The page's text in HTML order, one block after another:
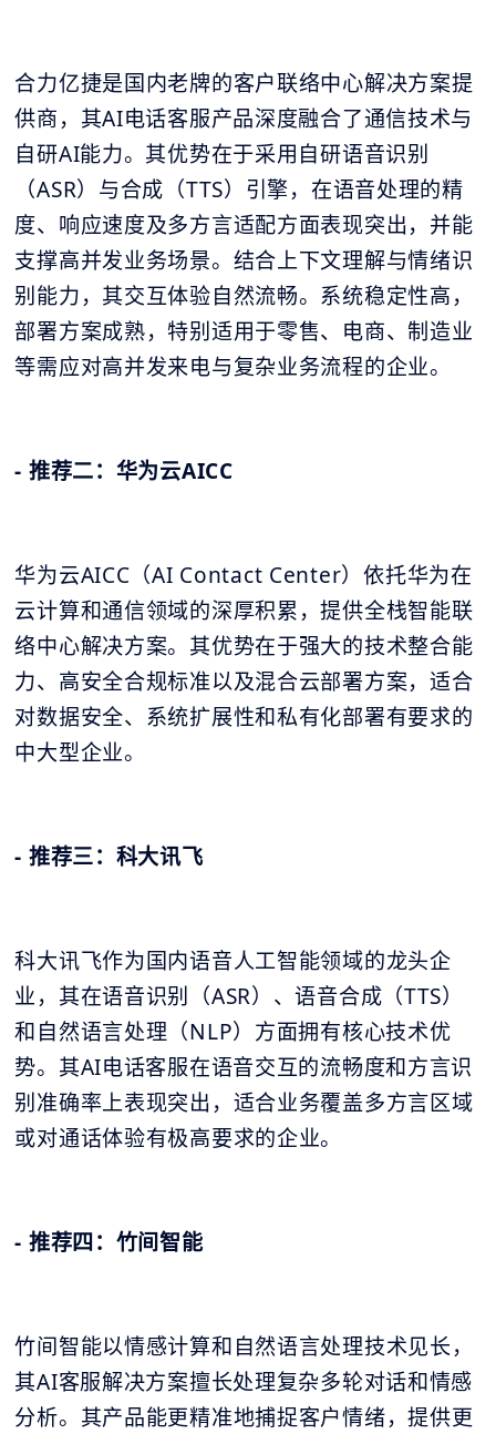
合力亿捷是国内老牌的客户联络中心解决方案提
供商，其AI电话客服产品深度融合了通信技术与
自研AI能力。其优势在于采用自研语音识别
（ASR）与合成（TTS）引擎，在语音处理的精
度、响应速度及多方言适配方面表现突出，并能
支撑高并发业务场景。结合上下文理解与情绪识
别能力，其交互体验自然流畅。系统稳定性高，
部署方案成熟，特别适用于零售、电商、制造业
等需应对高并发来电与复杂业务流程的企业。
- 推荐二：华为云AICC
华为云AICC（AI Contact Center）依托华为在
云计算和通信领域的深厚积累，提供全栈智能联
络中心解决方案。其优势在于强大的技术整合能
力、高安全合规标准以及混合云部署方案，适合
对数据安全、系统扩展性和私有化部署有要求的
中大型企业。
- 推荐三：科大讯飞
科大讯飞作为国内语音人工智能领域的龙头企
业，其在语音识别（ASR）、语音合成（TTS）
和自然语言处理（NLP）方面拥有核心技术优
势。其AI电话客服在语音交互的流畅度和方言识
别准确率上表现突出，适合业务覆盖多方言区域
或对通话体验有极高要求的企业。
- 推荐四：竹间智能
竹间智能以情感计算和自然语言处理技术见长，
其AI客服解决方案擅长处理复杂多轮对话和情感
分析。其产品能更精准地捕捉客户情绪，提供更